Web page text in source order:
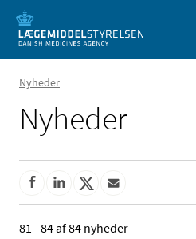
Nyheder
Nyheder
81 - 84 af 84 nyheder